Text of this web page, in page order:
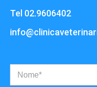
Tel 02.9606402
Nome*